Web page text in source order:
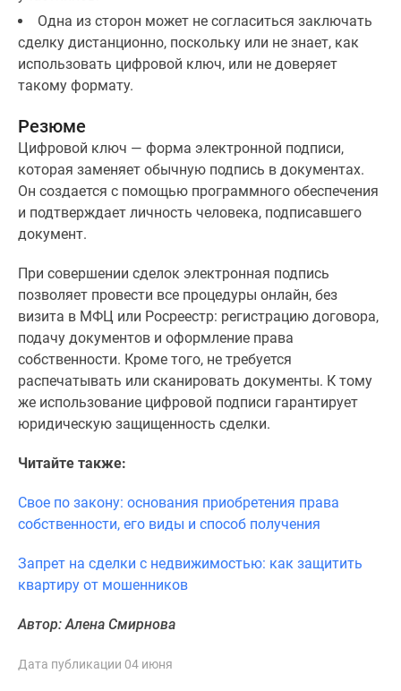
Одна из сторон может не согласиться заключать
сделку дистанционно, поскольку или не знает, как
использовать цифровой ключ, или не доверяет
такому формату.
Резюме
Цифровой ключ — форма электронной подписи,
которая заменяет обычную подпись в документах.
Он создается с помощью программного обеспечения
и подтверждает личность человека, подписавшего
документ.
При совершении сделок электронная подпись
позволяет провести все процедуры онлайн, без
визита в МФЦ или Росреестр: регистрацию договора,
подачу документов и оформление права
собственности. Кроме того, не требуется
распечатывать или сканировать документы. К тому
же использование цифровой подписи гарантирует
юридическую защищенность сделки.
Читайте также:
Свое по закону: основания приобретения права
собственности, его виды и способ получения
Запрет на сделки с недвижимостью: как защитить
квартиру от мошенников
Автор: Алена Смирнова
Дата публикации 04 июня